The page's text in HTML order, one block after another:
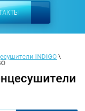
INDIGO